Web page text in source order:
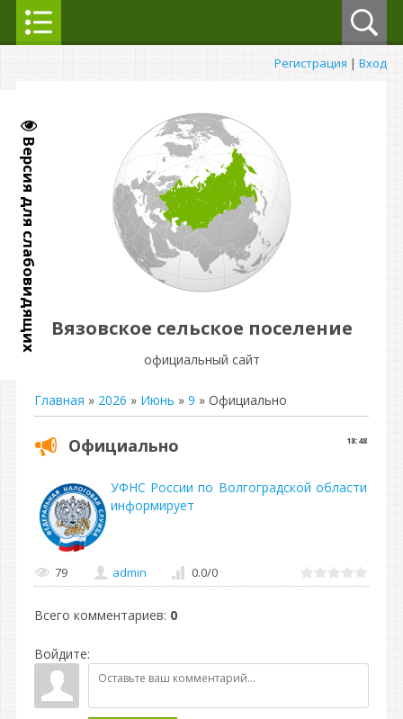
Версия для слабовидящих
Регистрация | Вход
Вязовское сельское поселение
официальный сайт
Главная » 2026 » Июнь » 9 » Официально
18:48
Официально
УФНС России по Волгоградской области
информирует
79 admin 0.0/0
Всего комментариев: 0
Войдите: